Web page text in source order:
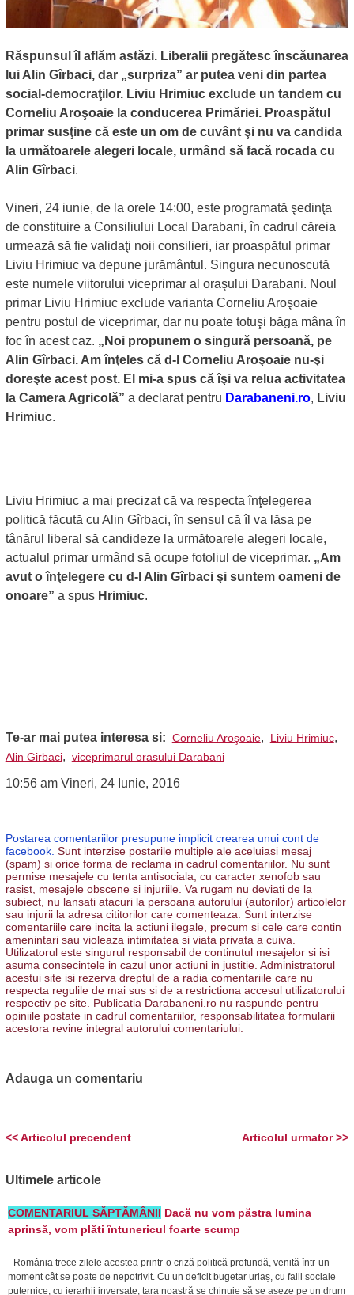
Răspunsul îl aflăm astăzi. Liberalii pregătesc înscăunarea
lui Alin Gîrbaci, dar „surpriza” ar putea veni din partea
social-democraţilor. Liviu Hrimiuc exclude un tandem cu
Corneliu Aroşoaie la conducerea Primăriei. Proaspătul
primar susţine că este un om de cuvânt şi nu va candida
la următoarele alegeri locale, urmând să facă rocada cu
Alin Gîrbaci.
Vineri, 24 iunie, de la orele 14:00, este programată şedinţa
de constituire a Consiliului Local Darabani, în cadrul căreia
urmează să fie validaţi noii consilieri, iar proaspătul primar
Liviu Hrimiuc va depune jurământul. Singura necunoscută
este numele viitorului viceprimar al oraşului Darabani. Noul
primar Liviu Hrimiuc exclude varianta Corneliu Aroşoaie
pentru postul de viceprimar, dar nu poate totuşi băga mâna în
foc în acest caz. „Noi propunem o singură persoană, pe
Alin Gîrbaci. Am înţeles că d-l Corneliu Aroşoaie nu-şi
doreşte acest post. El mi-a spus că îşi va relua activitatea
la Camera Agricolă” a declarat pentru Darabaneni.ro, Liviu
Hrimiuc.
Liviu Hrimiuc a mai precizat că va respecta înţelegerea
politică făcută cu Alin Gîrbaci, în sensul că îl va lăsa pe
tânărul liberal să candideze la următoarele alegeri locale,
actualul primar urmând să ocupe fotoliul de viceprimar. „Am
avut o înţelegere cu d-l Alin Gîrbaci şi suntem oameni de
onoare” a spus Hrimiuc.
Te-ar mai putea interesa si: Corneliu Aroşoaie, Liviu Hrimiuc,
Alin Girbaci, viceprimarul orasului Darabani
10:56 am Vineri, 24 Iunie, 2016
Postarea comentariilor presupune implicit crearea unui cont de
facebook. Sunt interzise postarile multiple ale aceluiasi mesaj
(spam) si orice forma de reclama in cadrul comentariilor. Nu sunt
permise mesajele cu tenta antisociala, cu caracter xenofob sau
rasist, mesajele obscene si injuriile. Va rugam nu deviati de la
subiect, nu lansati atacuri la persoana autorului (autorilor) articolelor
sau injurii la adresa cititorilor care comenteaza. Sunt interzise
comentariile care incita la actiuni ilegale, precum si cele care contin
amenintari sau violeaza intimitatea si viata privata a cuiva.
Utilizatorul este singurul responsabil de continutul mesajelor si isi
asuma consecintele in cazul unor actiuni in justitie. Administratorul
acestui site isi rezerva dreptul de a radia comentariile care nu
respecta regulile de mai sus si de a restrictiona accesul utilizatorului
respectiv pe site. Publicatia Darabaneni.ro nu raspunde pentru
opiniile postate in cadrul comentariilor, responsabilitatea formularii
acestora revine integral autorului comentariului.
Adauga un comentariu
Articolul urmator >>
<< Articolul precendent
Ultimele articole
COMENTARIUL SĂPTĂMÂNII Dacă nu vom păstra lumina
aprinsă, vom plăti întunericul foarte scump
România trece zilele acestea printr-o criză politică profundă, venită într-un
moment cât se poate de nepotrivit. Cu un deficit bugetar uriaș, cu falii sociale
puternice, cu ierarhii inversate, țara noastră se chinuie să se așeze pe un drum